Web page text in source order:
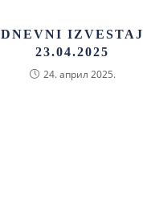
DNEVNI IZVESTAJ
23.04.2025
24. април 2025.